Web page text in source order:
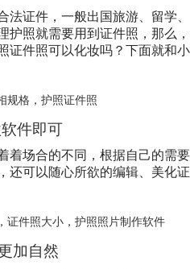
证件，一般出国旅游、留学、
护照就需要用到证件照，那么，
证件照可以化妆吗？下面就和小
规格， 护照证件照
件即可
着场合的不同，根据自己的需要
还可以随心所欲的编辑、美化证
， 证件照大小， 护照照片制作软件
加自然